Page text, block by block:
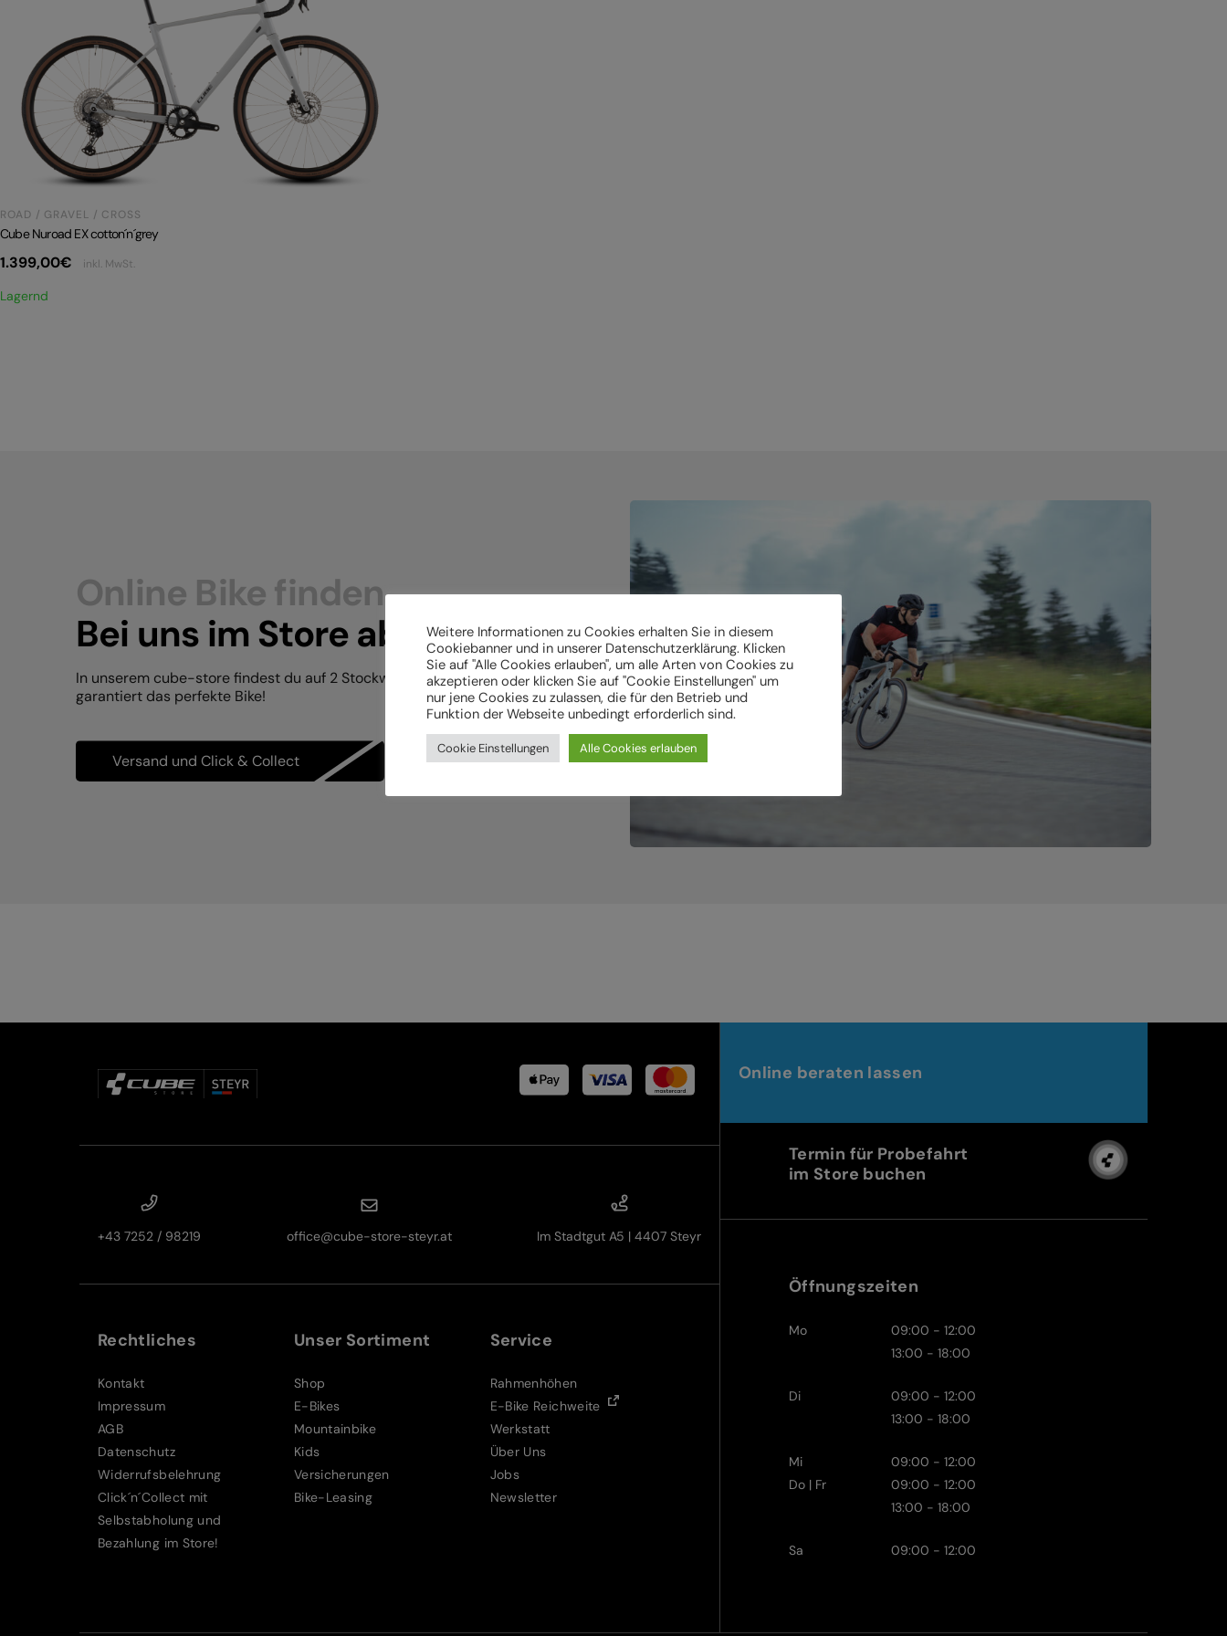
ROAD / GRAVEL / CROSS
Cube Nuroad EX cotton´n´grey
1.399,00€ inkl. MwSt.
Lagernd
Online Bike finden.
Bei uns im Store abholen.
In unserem cube-store findest du auf 2 Stockwerken
garantiert das perfekte Bike!
Versand und Click & Collect
+43 7252 / 98219 office@cube-store-steyr.at Im Stadtgut A5 | 4407 Steyr
Rechtliches
Kontakt
Impressum
AGB
Datenschutz
Widerrufsbelehrung
Click´n´Collect mit
Selbstabholung und
Bezahlung im Store!
Unser Sortiment
Shop
E-Bikes
Mountainbike
Kids
Versicherungen
Bike-Leasing
Service
Rahmenhöhen
E-Bike Reichweite
Werkstatt
Über Uns
Jobs
Newsletter
Online beraten lassen
Termin für Probefahrt
im Store buchen
Öffnungszeiten
Mo
09:00 - 12:00
13:00 - 18:00
Di
09:00 - 12:00
13:00 - 18:00
Mi
09:00 - 12:00
Do | Fr
09:00 - 12:00
13:00 - 18:00
Sa 09:00 - 12:00
Weitere Informationen zu Cookies erhalten Sie in diesem
Cookiebanner und in unserer Datenschutzerklärung. Klicken
Sie auf "Alle Cookies erlauben", um alle Arten von Cookies zu
akzeptieren oder klicken Sie auf "Cookie Einstellungen" um
nur jene Cookies zu zulassen, die für den Betrieb und
Funktion der Webseite unbedingt erforderlich sind.
Cookie Einstellungen Alle Cookies erlauben